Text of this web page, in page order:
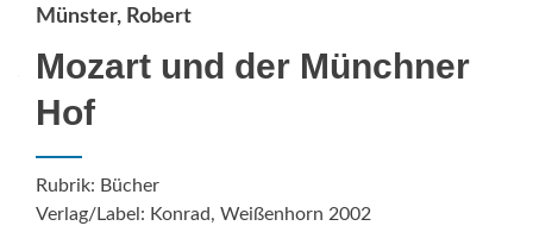
Münster, Robert
Mozart und der Münchner
Hof
Rubrik: Bücher
Verlag/Label: Konrad, Weißenhorn 2002